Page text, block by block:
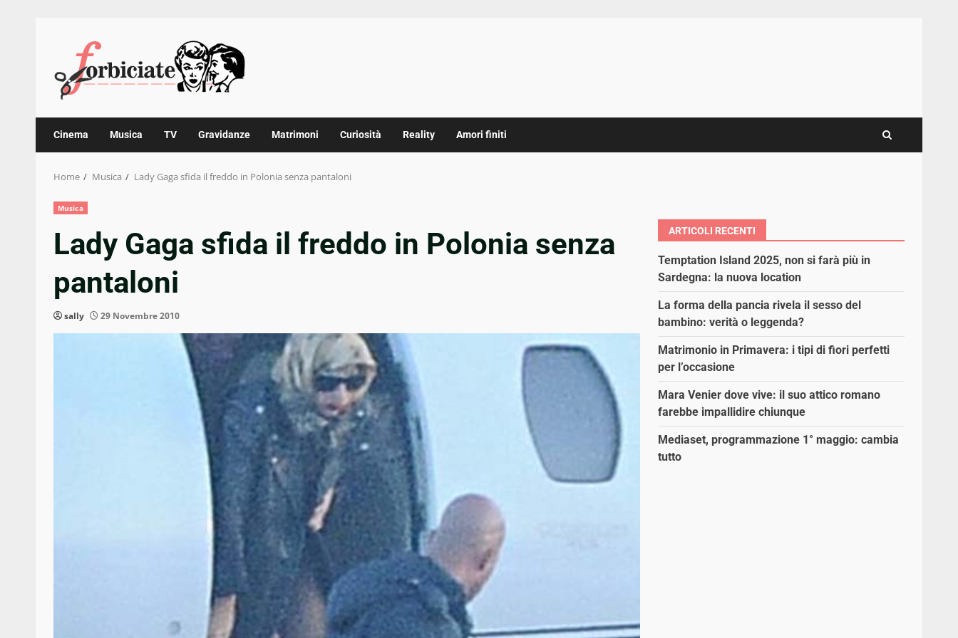
content
Cinema Musica TV Gravidanze Matrimoni Curiosità Reality Amori finiti
Home Musica Lady Gaga sfida il freddo in Polonia senza pantaloni
Musica
Lady Gaga sfida il freddo in Polonia senza
pantaloni
sally 29 Novembre 2010
ARTICOLI RECENTI
Temptation Island 2025, non si farà più in
Sardegna: la nuova location
La forma della pancia rivela il sesso del
bambino: verità o leggenda?
Matrimonio in Primavera: i tipi di fiori perfetti
per l’occasione
Mara Venier dove vive: il suo attico romano
farebbe impallidire chiunque
Mediaset, programmazione 1° maggio: cambia
tutto